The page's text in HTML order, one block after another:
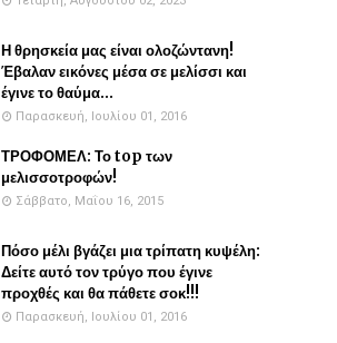
Η θρησκεία μας είναι ολοζώντανη!
Έβαλαν εικόνες μέσα σε μελίσσι και
έγινε το θαύμα...
Παρασκευή, Ιουλίου 01, 2016
ΤΡΟΦΟΜΕΛ: Το top των
μελισσοτροφών!
Σάββατο, Μαΐου 16, 2015
Πόσο μέλι βγάζει μια τρίπατη κυψέλη:
Δείτε αυτό τον τρύγο που έγινε
προχθές και θα πάθετε σοκ!!!
Παρασκευή, Ιουλίου 01, 2016